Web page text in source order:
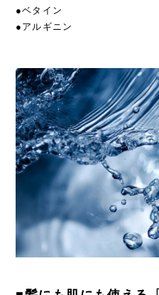
●ベタイン
●アルギニン